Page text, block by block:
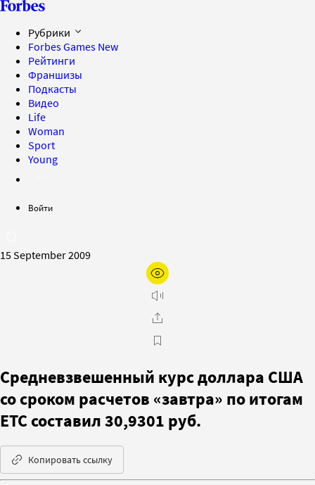
Рубрики
Forbes Games New
Рейтинги
Франшизы
Подкасты
Видео
Life
Woman
Sport
Young
Войти
15 September 2009
Средневзвешенный курс доллара США
со сроком расчетов «завтра» по итогам
ЕТС составил 30,9301 руб.
Копировать ссылку